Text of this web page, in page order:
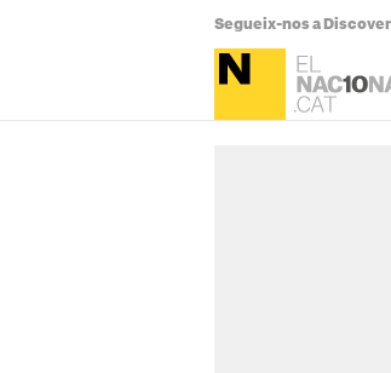
Segueix-nos a Discover